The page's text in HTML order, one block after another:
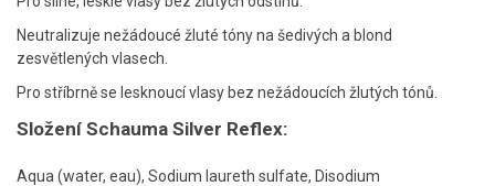
Neutralizuje nežádoucé žluté tóny na šedivých a blond
zesvětlených vlasech.
Pro stříbrně se lesknoucí vlasy bez nežádoucích žlutých tónů.
Složení Schauma Silver Reflex:
Aqua (water, eau), Sodium laureth sulfate, Disodium